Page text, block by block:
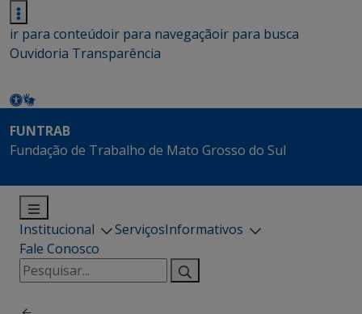
ir para conteúdoir para navegaçãoir para busca
Ouvidoria Transparência
FUNTRAB
Fundação de Trabalho de Mato Grosso do Sul
Institucional ServiçosInformativos
Fale Conosco
Pesquisar
por: